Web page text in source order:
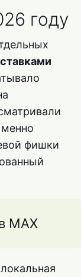
году
фишки
MAX